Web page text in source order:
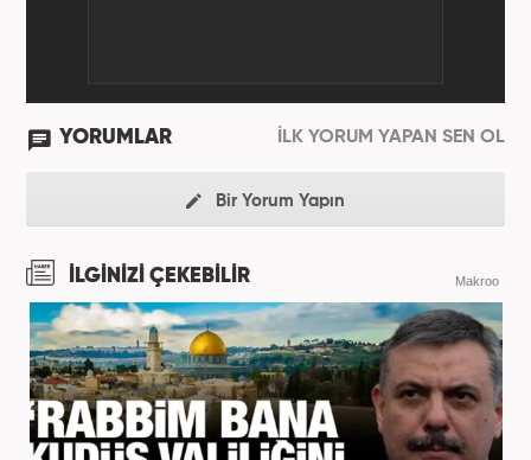
YORUMLAR İLK YORUM YAPAN SEN OL
Bir Yorum Yapın
İLGİNİZİ ÇEKEBİLİR Makroo